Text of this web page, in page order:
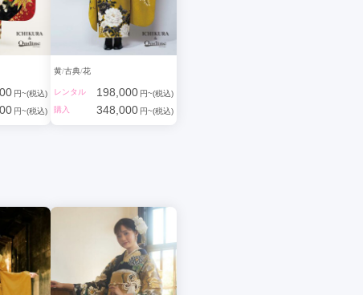
円~(税込)
円~(税込)
黄 古典 花
レンタル 198,000 円~(税込)
購入
348,000 円~(税込)